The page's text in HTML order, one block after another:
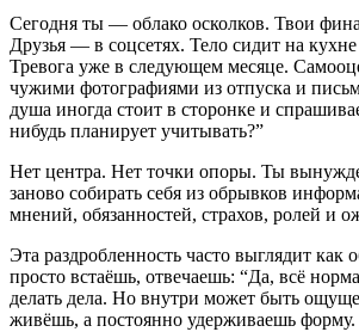
Сегодня ты — облако осколков. Твои
Друзья — в соцсетях. Тело сидит на
Тревога уже в следующем месяце.
чужими фотографиями из отпуска и
душа иногда стоит в сторонке и
нибудь планирует учитывать?”
Нет центра. Нет точки опоры. Ты
заново собирать себя из обрывков
мнений, обязанностей, страхов, ролей и
Эта раздробленность часто выглядит
просто встаёшь, отвечаешь: “Да, всё
делать дела. Но внутри может быть
живёшь, а постоянно удерживаешь форму.